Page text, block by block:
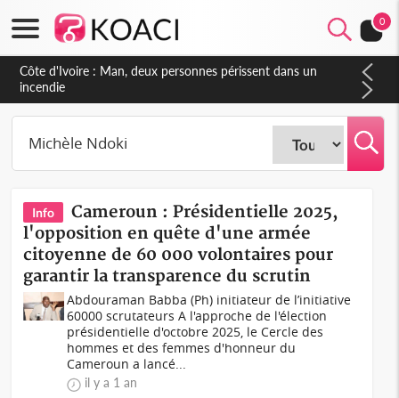
0
Côte d'Ivoire : Man, deux personnes périssent dans un
incendie
Info
Cameroun : Présidentielle 2025,
l'opposition en quête d'une armée
citoyenne de 60 000 volontaires pour
garantir la transparence du scrutin
Abdouraman Babba (Ph) initiateur de l’initiative
60000 scrutateurs A l'approche de l'élection
présidentielle d'octobre 2025, le Cercle des
hommes et des femmes d'honneur du
Cameroun a lancé...
il y a 1 an